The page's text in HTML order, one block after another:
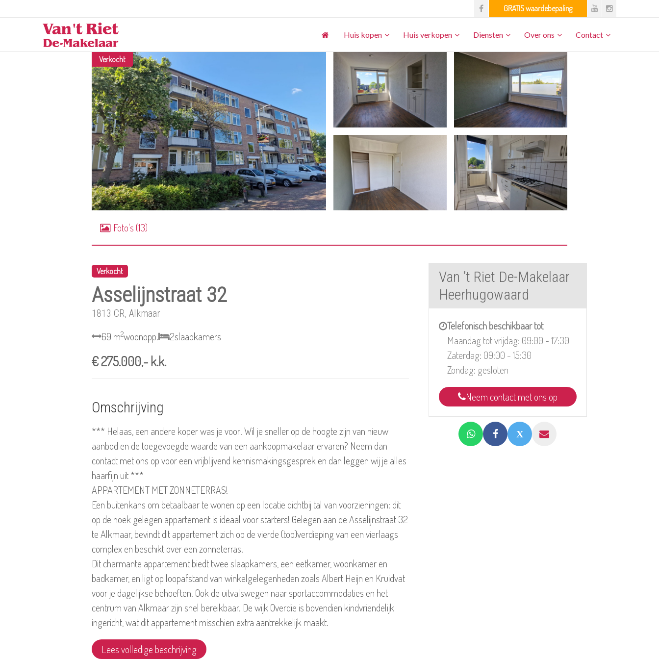
Huis kopen Huis verkopen Diensten Over ons Contact
Verkocht
Foto's (13)
Verkocht
Asselijnstraat 32
1813 CR, Alkmaar
69 m2woonopp. 2slaapkamers
€ 275.000,- k.k.
Omschrijving
*** Helaas, een andere koper was je voor! Wil je sneller op de hoogte zijn van nieuw
aanbod en de toegevoegde waarde van een aankoopmakelaar ervaren? Neem dan
contact met ons op voor een vrijblijvend kennismakingsgesprek en dan leggen wij je alles
haarfijn uit ***
APPARTEMENT MET ZONNETERRAS!
Een buitenkans om betaalbaar te wonen op een locatie dichtbij tal van voorzieningen: dit
op de hoek gelegen appartement is ideaal voor starters! Gelegen aan de Asselijnstraat 32
te Alkmaar, bevindt dit appartement zich op de vierde (top)verdieping van een vierlaags
complex en beschikt over een zonneterras.
Dit charmante appartement biedt twee slaapkamers, een eetkamer, woonkamer en
badkamer, en ligt op loopafstand van winkelgelegenheden zoals Albert Heijn en Kruidvat
voor je dagelijkse behoeften. Ook de uitvalswegen naar sportaccommodaties en het
centrum van Alkmaar zijn snel bereikbaar. De wijk Overdie is bovendien kindvriendelijk
ingericht, wat dit appartement misschien extra aantrekkelijk maakt.
Lees volledige beschrijving
Van ’t Riet De-Makelaar
Heerhugowaard
Telefonisch beschikbaar tot
Maandag tot vrijdag: 09:00 - 17:30
Zaterdag: 09:00 - 15:30
Zondag: gesloten
Neem contact met ons op